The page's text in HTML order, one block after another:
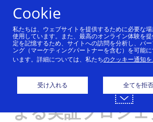
「福岡市地下鉄」
タッチ決済によ
験 ～国内初 交
ッチ決済一体型
よる実証プロジ
Cookie
私たちは、ウェブサイトを提供するために必要な
使用しています。また、最高のオンライン体験を
定を記憶するため、サイトへの訪問を分析し、パ
ング（マーケティングパートナーを含む）を可能
います。詳細については、私たちのクッキー通知
受け入れる 全てを拒否